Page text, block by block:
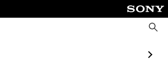
検
索